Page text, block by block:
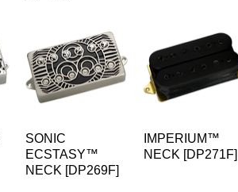
SONIC
ECSTASY™
NECK [DP269F]
IMPERIUM™
NECK [DP271F]